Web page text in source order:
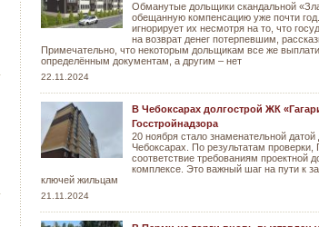
Обманутые дольщики скандальной
обещанную компенсацию уже почти
игнорирует их несмотря на то, что
на возврат денег потерпевшим,
Примечательно, что некоторым дольщикам все же
определённым документам, а другим – нет
22.11.2024
В Чебоксарах долгострой ЖК
Госстройнадзора
20 ноября стало знаменательной
Чебоксарах. По результатам
соответствие требованиям проектной
комплексе. Это важный шаг на пути к
ключей жильцам
21.11.2024